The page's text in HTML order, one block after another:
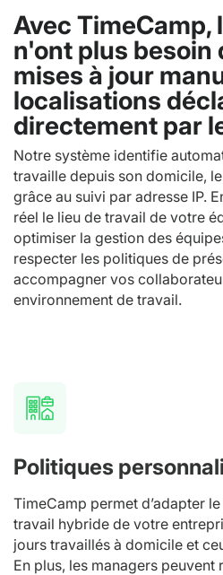
Avec TimeCamp,
n'ont plus besoin
mises à jour
localisations
directement par
Notre système identifie
travaille depuis son domicile,
grâce au suivi par adresse IP.
réel le lieu de travail de votre
optimiser la gestion des
respecter les politiques de
accompagner vos
environnement de travail.
Politiques
TimeCamp permet d’adapter
travail hybride de votre
jours travaillés à domicile et
En plus, les managers